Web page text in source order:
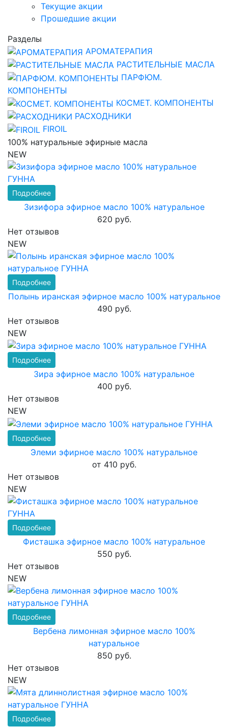
Текущие акции
Прошедшие акции
Разделы
АРОМАТЕРАПИЯ
РАСТИТЕЛЬНЫЕ МАСЛА
ПАРФЮМ.
КОМПОНЕНТЫ
КОСМЕТ. КОМПОНЕНТЫ
РАСХОДНИКИ
FIROIL
100% натуральные эфирные масла
NEW
Подробнее
Зизифора эфирное масло 100% натуральное
620 руб.
Нет отзывов
NEW
Подробнее
Полынь иранская эфирное масло 100% натуральное
490 руб.
Нет отзывов
NEW
Подробнее
Зира эфирное масло 100% натуральное
400 руб.
Нет отзывов
NEW
Подробнее
Элеми эфирное масло 100% натуральное
от 410 руб.
Нет отзывов
NEW
Подробнее
Фисташка эфирное масло 100% натуральное
550 руб.
Нет отзывов
NEW
Подробнее
Вербена лимонная эфирное масло 100%
натуральное
850 руб.
Нет отзывов
NEW
Подробнее